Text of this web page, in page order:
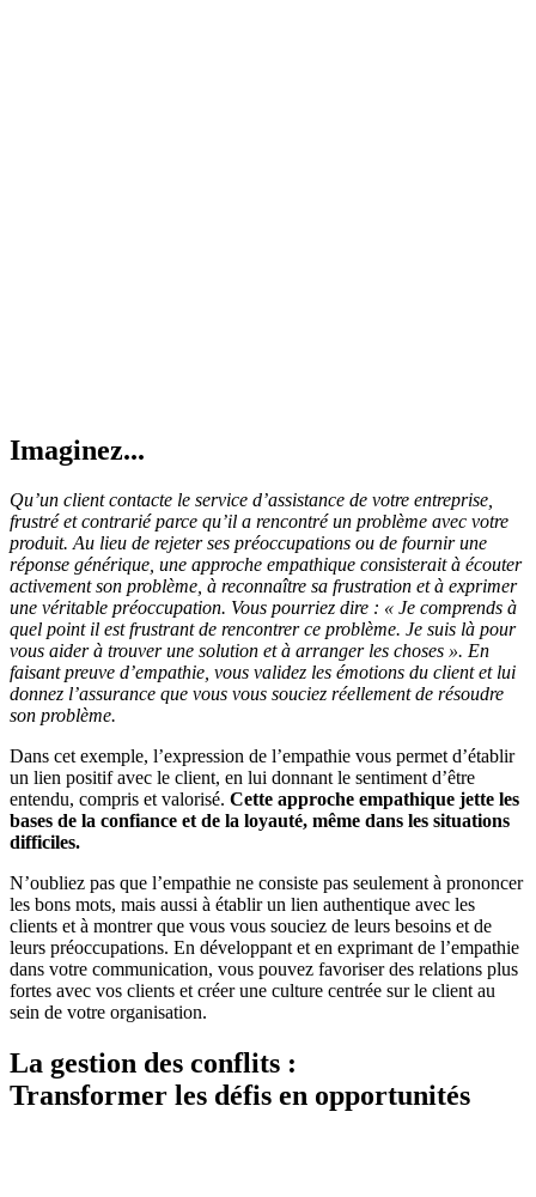
Imaginez...
Qu’un client contacte le service d’assistance de votre entreprise,
frustré et contrarié parce qu’il a rencontré un problème avec votre
produit. Au lieu de rejeter ses préoccupations ou de fournir une
réponse générique, une approche empathique consisterait à écouter
activement son problème, à reconnaître sa frustration et à exprimer
une véritable préoccupation. Vous pourriez dire : « Je comprends à
quel point il est frustrant de rencontrer ce problème. Je suis là pour
vous aider à trouver une solution et à arranger les choses ». En
faisant preuve d’empathie, vous validez les émotions du client et lui
donnez l’assurance que vous vous souciez réellement de résoudre
son problème.
Dans cet exemple, l’expression de l’empathie vous permet d’établir
un lien positif avec le client, en lui donnant le sentiment d’être
entendu, compris et valorisé. Cette approche empathique jette les
bases de la confiance et de la loyauté, même dans les situations
difficiles.
N’oubliez pas que l’empathie ne consiste pas seulement à prononcer
les bons mots, mais aussi à établir un lien authentique avec les
clients et à montrer que vous vous souciez de leurs besoins et de
leurs préoccupations. En développant et en exprimant de l’empathie
dans votre communication, vous pouvez favoriser des relations plus
fortes avec vos clients et créer une culture centrée sur le client au
sein de votre organisation.
La gestion des conflits :
Transformer les défis en opportunités